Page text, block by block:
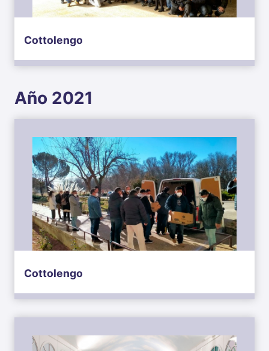
Cottolengo
Año 2021
Cottolengo